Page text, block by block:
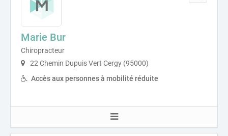
Marie Bur
Chiropracteur
22 Chemin Dupuis Vert Cergy (95000)
Accès aux personnes à mobilité réduite